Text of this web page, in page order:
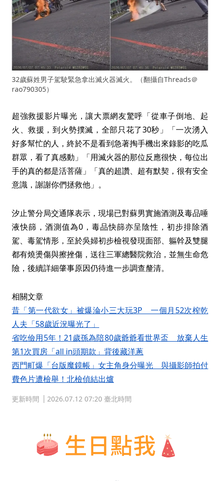
32歲蘇姓男子駕駛緊急拿出滅火器滅火。（翻攝自Threads＠
rao790305）
超強救援影片曝光，讓大票網友驚呼「從車子倒地、起
火、救援，到火勢撲滅，全部只花了30秒」「一次湧入
好多幫忙的人，終於不是看到急著掏手機出來錄影的吃瓜
群眾，看了真感動」「用滅火器的那位反應很快，每位出
手的真的都是活菩薩」「真的超讚、超有默契，很有安全
意識，謝謝你們拯救他」。
汐止警分局交通隊表示，現場已對蘇男實施酒測及毒品唾
液快篩，酒測值為0，毒品快篩亦呈陰性，初步排除酒
駕、毒駕情形，至於吳婦初步檢視發現面部、軀幹及雙腿
都有燒燙傷與擦挫傷，送往三軍總醫院救治，並無生命危
險，後續詳細肇事原因仍待進一步調查釐清。
相關文章
昔「第一代欲女」被爆淪小三大玩3P 一個月52次榨乾
人夫「58歲近況曝光了」
省吃儉用5年！21歲孫為陪80歲爺爺看世界盃 放棄人生
第1次買房「all in頭期款」背後藏洋蔥
西門町爆「台版魔鏡帳」女主角身分曝光 與攝影師拍付
費色片遭檢舉！北檢偵結出爐
更新時間 2026.07.12 07:20 臺北時間